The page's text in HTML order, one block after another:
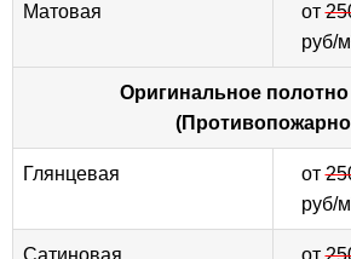
Матовая от
руб/
Оригинальное полотно
Глянцевая от
руб/